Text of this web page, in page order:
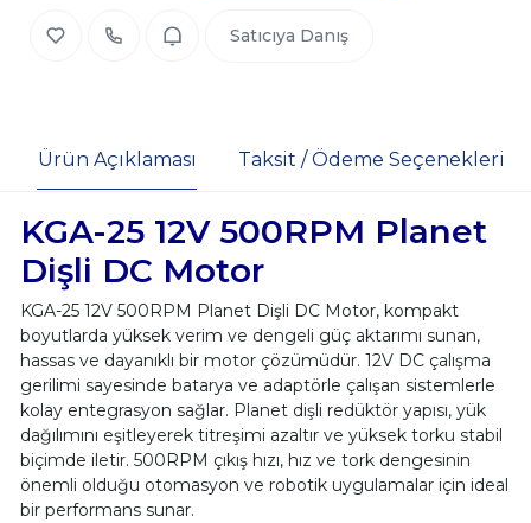
Satıcıya Danış
Ürün Açıklaması Taksit / Ödeme Seçenekleri
KGA-25 12V 500RPM Planet
Dişli DC Motor
KGA-25 12V 500RPM Planet Dişli DC Motor, kompakt
boyutlarda yüksek verim ve dengeli güç aktarımı sunan,
hassas ve dayanıklı bir motor çözümüdür. 12V DC çalışma
gerilimi sayesinde batarya ve adaptörle çalışan sistemlerle
kolay entegrasyon sağlar. Planet dişli redüktör yapısı, yük
dağılımını eşitleyerek titreşimi azaltır ve yüksek torku stabil
biçimde iletir. 500RPM çıkış hızı, hız ve tork dengesinin
önemli olduğu otomasyon ve robotik uygulamalar için ideal
bir performans sunar.